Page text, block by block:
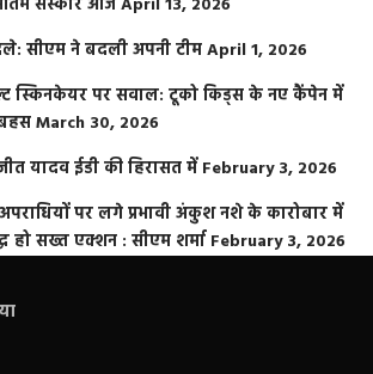
संस्कार आजApril 13, 2026
सीएम ने बदली अपनी टीमApril 1, 2026
स्किनकेयर पर सवाल: टूको किड्स के नए कैंपेन में
March 30, 2026
यादव ईडी की हिरासत में February 3, 2026
अपराधियों पर लगे प्रभावी अंकुश नशे के कारोबार में
हो सख्त एक्शन : सीएम शर्मा February 3, 2026